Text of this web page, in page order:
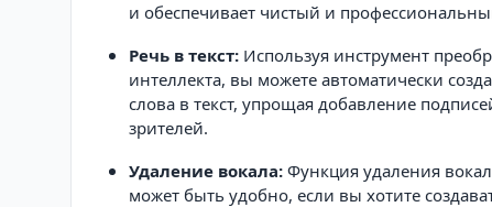
и обеспечивает чистый и
Речь в текст: Используя инструмент
интеллекта, вы можете автоматически
слова в текст, упрощая добавление
зрителей.
Удаление вокала: Функция удаления
может быть удобно, если вы хотите